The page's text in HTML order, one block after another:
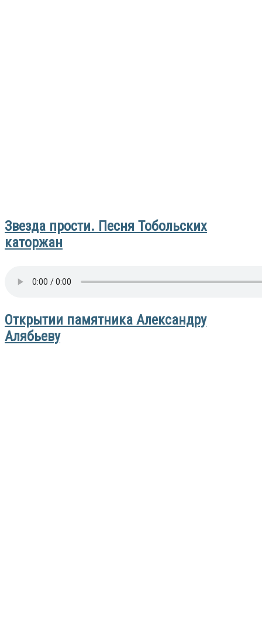
Звезда прости. Песня Тобольских
каторжан
Открытии памятника Александру
Алябьеву